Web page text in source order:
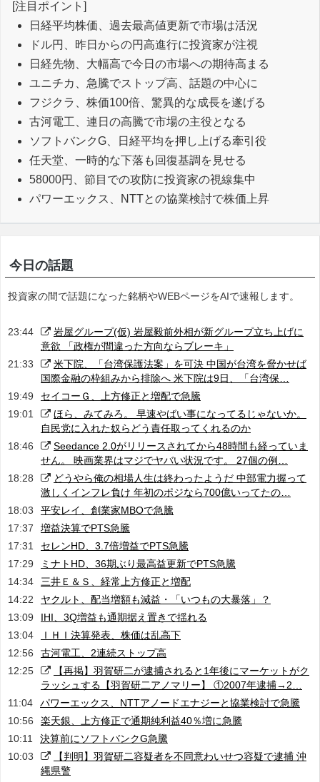
[注目ポイント]
日経平均株価、過去最高値更新で市場は活況
ドル円、昨日からの円高進行に投資家が注視
日経先物、大幅高で今日の市場への期待高まる
ユニチカ、急騰でストップ高、話題の中心に
フジクラ、株価100倍、驚異的な成長を遂げる
古河電工、連日の高騰で市場の主役となる
ソフトバンクG、日経平均を押し上げる牽引役
任天堂、一時的な下落も回復基調を見せる
58000円、節目での攻防に投資家の視線集中
パワーエックス、NTTとの協業検討で株価上昇
今日の話題
投資家の間で話題になった銘柄やWEBページをAIで速報します。
23:44
岩屋グループ(仮) 岩屋毅前外相が新グループ立ち上げに
意欲 「政権が間違った方向ならブレーキ」
21:33
米下院、「台湾保護法案」を可決 中国が台湾を脅かせば
国際金融の枠組みから排除へ 米下院は9日、「台湾保…
19:49
セイコーＧ、上方修正と増配で急騰
19:01
ほら、みてみろ。 早速やばい事になってるじゃないか。
自民党に入れた奴らどう責任取ってくれるのか
18:46
Seedance 2.0がリリースされてから48時間も経っていま
せん。 映画業界はマジでヤバい状況です。 27個の例…
18:28
どうやら俺の相場人生は終わったようだ 中部電力握って
激しくインフレ負け 年初のポジなら700億いってたの…
18:03
平安レイ、創業家MBOで急騰
17:37
増益決算でPTS急騰
17:31
セレンHD、3.7倍増益でPTS急騰
17:29
ミナトHD、36期ぶり最高益更新でPTS急騰
14:34
三井Ｅ＆Ｓ、経常上方修正と増配
14:22
ヤクルト、配当増額も減益・「いつもの大暴落」？
13:09
IHI、3Q増益も通期据え置きで揺れる
13:04
ＩＨＩ決算発表、株価は乱高下
12:56
古河電工、2連続ストップ高
12:25
【再掲】羽賀研二が逮捕されると1年後にマーケットがク
ラッシュする【羽賀研二アノマリー】 ①2007年逮捕→2…
11:04
パワーエックス、NTTアノードエナジーと協業検討で急騰
10:56
楽天銀、上方修正で通期純利益40％増に急騰
10:11
決算前にソフトバンクG急騰
10:03
【判明】羽賀研二容疑者を不同意わいせつ容疑で逮捕 沖
縄県警